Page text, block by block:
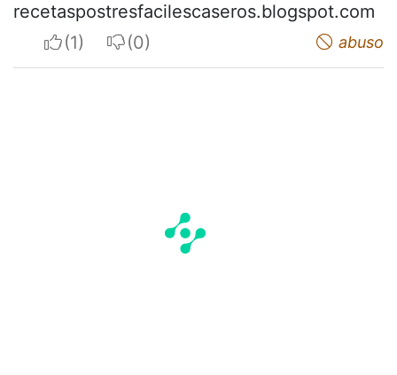
recetaspostresfacilescaseros.blogspot.com
I apreciateI do not appreciate abuso